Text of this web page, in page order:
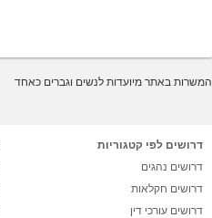
המשרות באתר מיועדות לנשים וגברים כאחד
דרושים לפי קטגוריות
דרושים נהגים
דרושים חקלאות
דרושים עורכי דין